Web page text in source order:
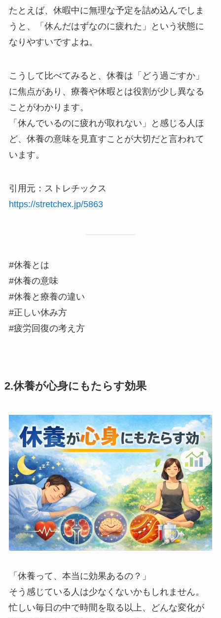
たとえば、休暇中に無理な予定を詰め込んでしま
うと、「休んだはずなのに疲れた」という状態に
なりやすいですよね。
こうして比べてみると、休養は「どう過ごすか」
に焦点があり、療養や休暇とは役割が少し異なる
ことがわかります。
「休んでいるのに疲れが取れない」と感じる人ほ
ど、休養の意味を見直すことが大切だと言われて
います。
引用元：ストレチックス
https://stretchex.jp/5863
#休養とは
#休養の意味
#休養と療養の違い
#正しい休み方
#疲労回復の考え方
2.休養が心身にもたらす効果
「休養って、本当に効果あるの？」
そう感じている人は少なくないかもしれません。
忙しい毎日の中で時間を取る以上、どんな変化が